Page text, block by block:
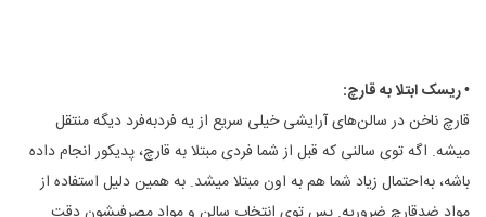
• ریسک ابتلا به قارچ:
قارچ ناخن در سالن‌های آرایشی خیلی سریع از یه فردبه‌فرد دیگه منتقل
میشه. اگه توی سالنی که قبل از شما فردی مبتلا به قارچ، پدیکور انجام داده
باشه، به‌احتمال زیاد شما هم به اون مبتلا میشد. به همین دلیل استفاده از